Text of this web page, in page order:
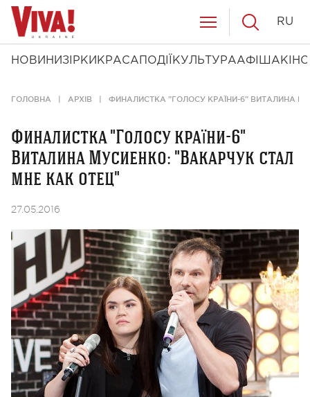
НОВИНИ ЗІРКИ КРАСА ПОДІЇ КУЛЬТУРААФІША КІНО
RU
ГОЛОВНА АРХІВ ФИНАЛИСТКА "ГОЛОСУ КРАЇНИ-6" ВИТАЛИНА
Финалистка "Голосу країни-6"
Виталина Мусиенко: "Вакарчук стал
мне как отец"
27.05.2016